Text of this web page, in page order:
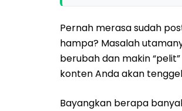
Pernah merasa sudah
hampa? Masalah
berubah dan makin
konten Anda akan
Bayangkan berapa